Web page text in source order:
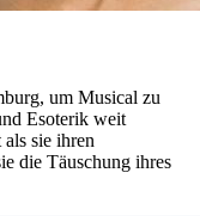
um Musical zu
Esoterik weit
sie ihren
die Täuschung ihres